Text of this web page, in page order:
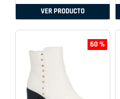
VER PRODUCTO
60 %